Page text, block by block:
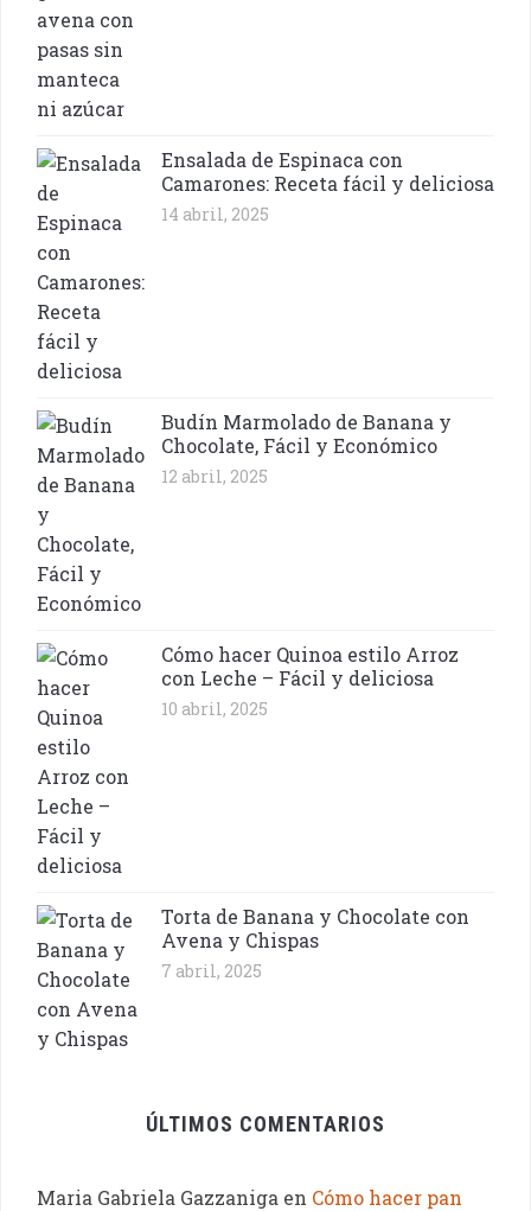
Ensalada de Espinaca con
Camarones: Receta fácil y deliciosa
14 abril, 2025
Budín Marmolado de Banana y
Chocolate, Fácil y Económico
12 abril, 2025
Cómo hacer Quinoa estilo Arroz
con Leche – Fácil y deliciosa
10 abril, 2025
Torta de Banana y Chocolate con
Avena y Chispas
7 abril, 2025
ÚLTIMOS COMENTARIOS
Maria Gabriela Gazzaniga en Cómo hacer pan